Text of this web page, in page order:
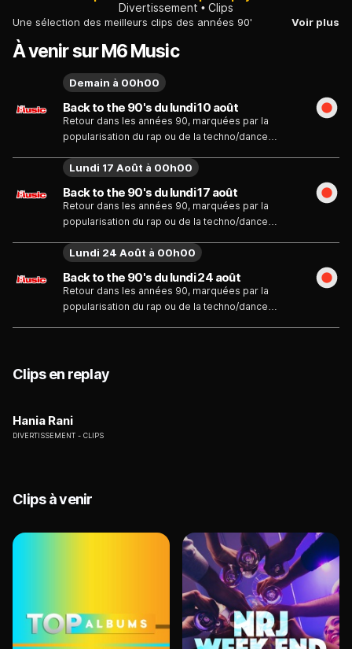
Divertissement
Clips
Une sélection des meilleurs clips des années 90' Voir plus
À venir sur M6 Music
Back to the 90's du lundi 10 août
Retour dans les années 90, marquées par la
popularisation du rap ou de la techno/dance
tubes tous styles confondus de la fin du XXe siècle
Demain à 00h00
Back to the 90's du lundi 17 août
Retour dans les années 90, marquées par la
popularisation du rap ou de la techno/dance
tubes tous styles confondus de la fin du XXe siècle
Lundi 17 Août à 00h00
Back to the 90's du lundi 24 août
Retour dans les années 90, marquées par la
popularisation du rap ou de la techno/dance
Lundi 24 Août à 00h00
Clips en replay
Hania Rani
DIVERTISSEMENT CLIPS
Clips à venir